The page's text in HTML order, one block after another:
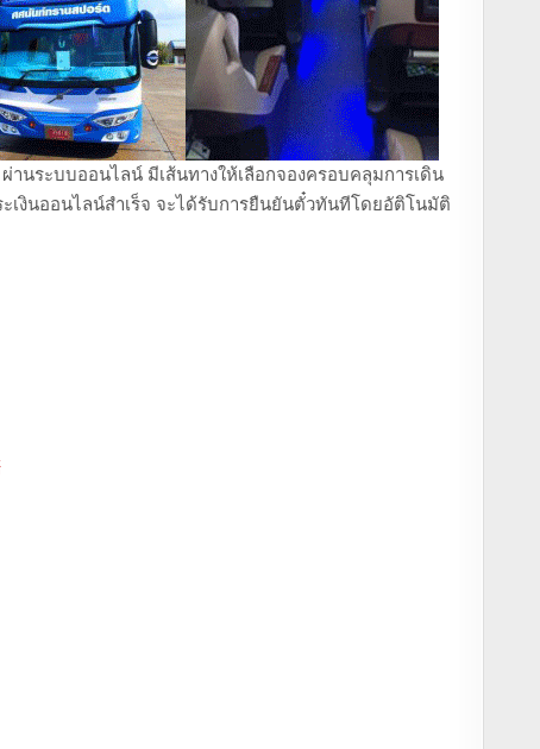
นระบบออนไลน์ มีเส้นทางให้เลือกจองครอบคลุมการเดิน
เงินออนไลน์สำเร็จ จะได้รับการยืนยันตั๋วทันทีโดยอัติโนมัติ